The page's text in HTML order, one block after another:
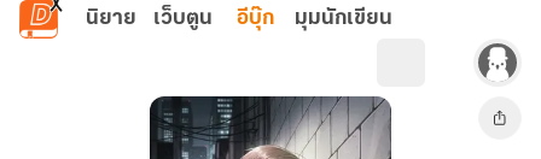
ข้ามไปยังเนื้อหาหลัก
นิยาย เว็บตูน อีบุ๊ก มุมนักเขียน